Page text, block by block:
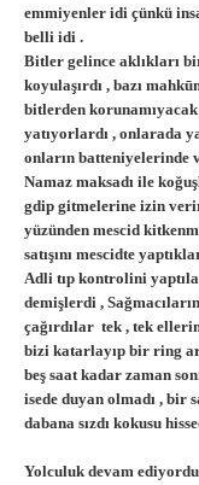
emmiyenler idi çünkü
belli idi .
Bitler gelince aklıkları
koyulaşırdı , bazı
bitlerden
yatıyorlardı , onlarada
onların batteniyelerinde
Namaz maksadı ile
gdip gitmelerine izin
yüzünden mescid
satışını mescidte
Adli tıp kontrolini
demişlerdi ,
çağırdılar tek , tek
bizi katarlayıp bir ring
beş saat kadar zaman
isede duyan olmadı , bir
dabana sızdı kokusu
Yolculuk devam